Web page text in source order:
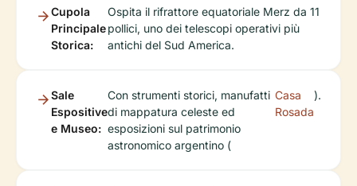
Cupola
Principale
Storica:
Ospita il rifrattore equatoriale Merz da 11
pollici, uno dei telescopi operativi più
antichi del Sud America.
Sale
Espositive
e Museo:
Con strumenti storici, manufatti
di mappatura celeste ed
esposizioni sul patrimonio
astronomico argentino (
Casa
Rosada
).